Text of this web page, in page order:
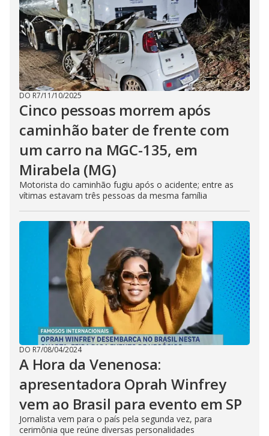
DO R7/11/10/2025
Cinco pessoas morrem após
caminhão bater de frente com
um carro na MGC-135, em
Mirabela (MG)
Motorista do caminhão fugiu após o acidente; entre as
vítimas estavam três pessoas da mesma família
DO R7/08/04/2024
A Hora da Venenosa:
apresentadora Oprah Winfrey
vem ao Brasil para evento em SP
Jornalista vem para o país pela segunda vez, para
cerimônia que reúne diversas personalidades